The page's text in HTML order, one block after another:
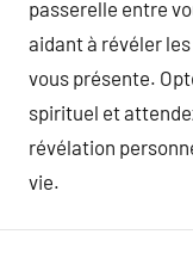
passerelle entre
aidant à révéler
vous présente.
spirituel et
révélation
vie.